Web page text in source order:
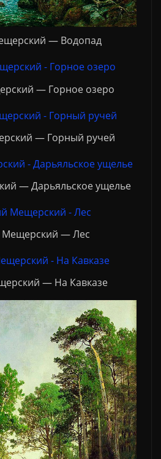
— Водопад
— Горное озеро
— Горный ручей
— Дарьяльское ущелье
Мещерский — Лес
— На Кавказе